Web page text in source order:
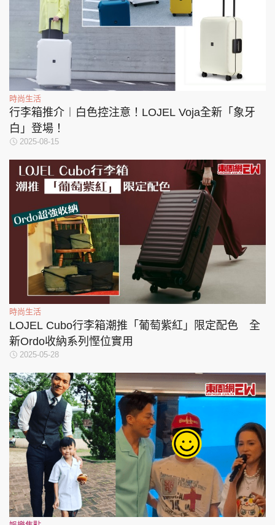
時尚生活
行李箱推介︱白色控注意！LOJEL Voja全新「象牙
白」登場！
2025-08-15
時尚生活
LOJEL Cubo行李箱潮推「葡萄紫紅」限定配色 全
新Ordo收納系列慳位實用
2025-05-28